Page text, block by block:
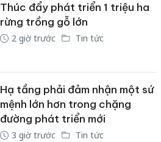
Thúc đẩy phát triển 1 triệu ha
rừng trồng gỗ lớn
2 giờ trước Tin tức
Hạ tầng phải đảm nhận một sứ
mệnh lớn hơn trong chặng
đường phát triển mới
3 giờ trước Tin tức